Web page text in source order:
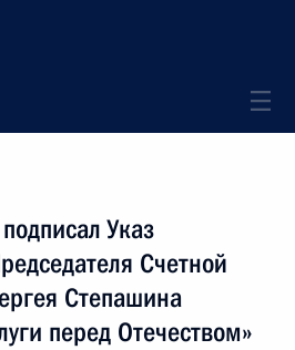
Указ
Счетной
Степашина
перед Отечеством»